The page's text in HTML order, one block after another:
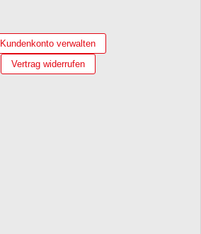
Kundenkonto verwalten
Vertrag widerrufen